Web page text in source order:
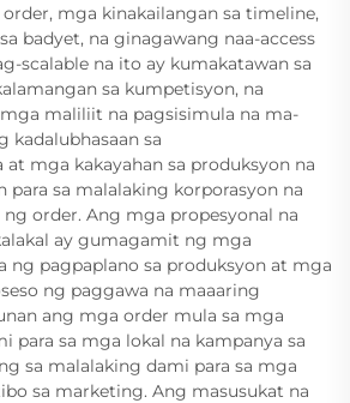
mga kinakailangan sa timeline,
badyet, na ginagawang naa-access
scalable na ito ay kumakatawan sa
sa kumpetisyon, na
maliliit na pagsisimula na ma-
kadalubhasaan sa
mga kakayahan sa produksyon na
para sa malalaking korporasyon na
order. Ang mga propesyonal na
ay gumagamit ng mga
ng pagpaplano sa produksyon at mga
ng paggawa na maaaring
ang mga order mula sa mga
para sa mga lokal na kampanya sa
sa malalaking dami para sa mga
sa marketing. Ang masusukat na